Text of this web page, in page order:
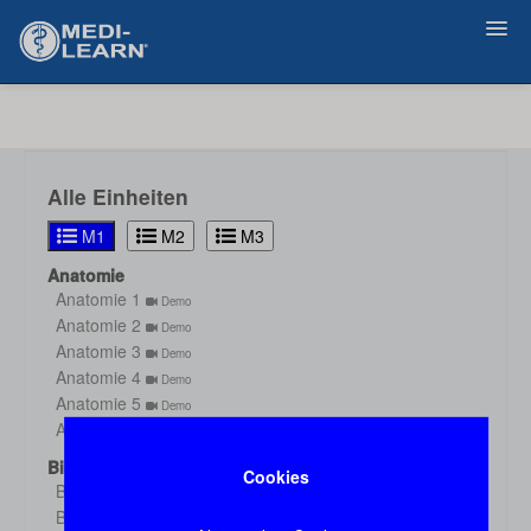
Cookies
Alle Einheiten
M1 M2
M3
Anatomie
Anatomie 1
Demo
Anatomie 2 Demo
Anatomie 3 Demo
Anatomie 4 Demo
Anatomie 5 Demo
Anatomie 6
Biochemie
Biochemie 1
Biochemie 2